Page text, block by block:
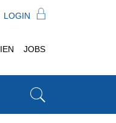
LOGIN
JOBS